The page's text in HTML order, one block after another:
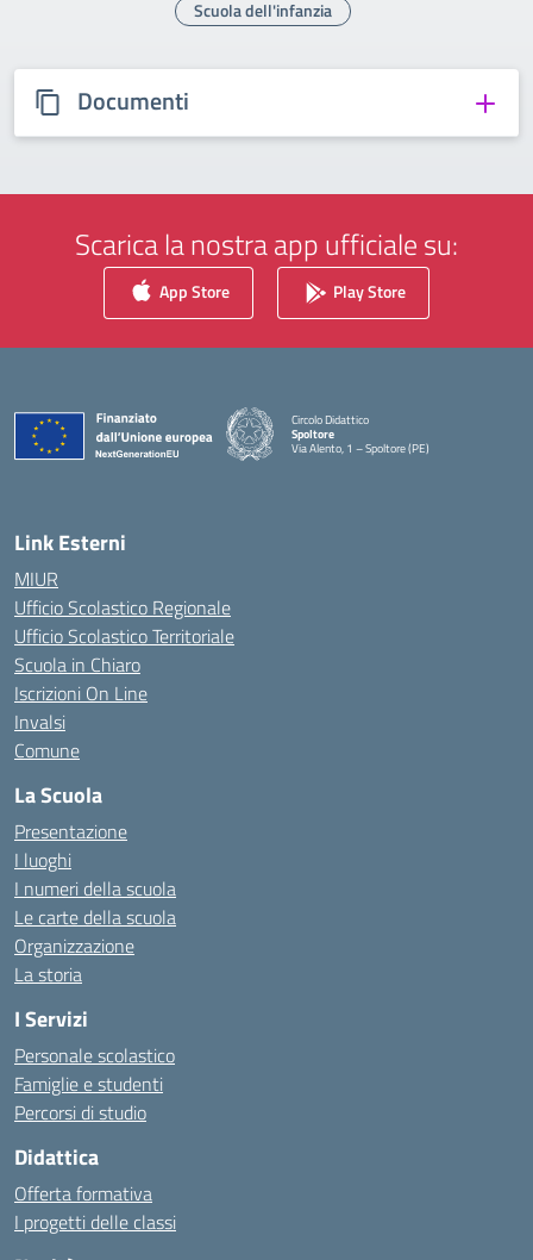
Scuola dell'infanzia
Documenti
Scarica la nostra app ufficiale su:
App Store Play Store
Circolo Didattico
Spoltore
Via Alento, 1 – Spoltore (PE)
— Visita la pagina iniziale della scuola
Link Esterni
MIUR
Ufficio Scolastico Regionale
Ufficio Scolastico Territoriale
Scuola in Chiaro
Iscrizioni On Line
Invalsi
Comune
La Scuola
Presentazione
I luoghi
I numeri della scuola
Le carte della scuola
Organizzazione
La storia
I Servizi
Personale scolastico
Famiglie e studenti
Percorsi di studio
Didattica
Offerta formativa
I progetti delle classi